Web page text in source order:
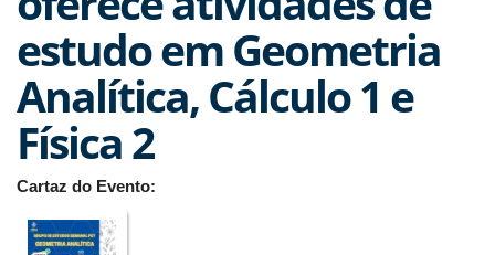
estudo em Geometria
Analítica, Cálculo 1 e
Física 2
Cartaz do Evento: